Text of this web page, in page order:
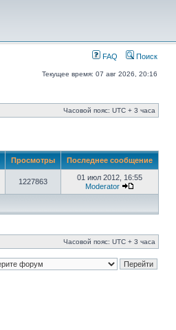
FAQ Поиск
Текущее время: 07 авг 2026, 20:16
Часовой пояс: UTC + 3 часа
Просмотры Последнее сообщение
1227863
01 июл 2012, 16:55
Moderator
Часовой пояс: UTC + 3 часа